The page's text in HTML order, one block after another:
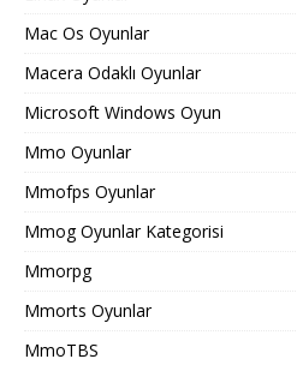
Mac Os Oyunlar
Macera Odaklı Oyunlar
Microsoft Windows Oyun
Mmo Oyunlar
Mmofps Oyunlar
Mmog Oyunlar Kategorisi
Mmorpg
Mmorts Oyunlar
MmoTBS